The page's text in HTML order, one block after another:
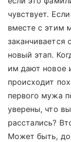
чувствует.
вместе с этим
заканчивается
новый этап.
им дают новое
происходит
первого мужа
уверены, что
расстались?
Может быть,